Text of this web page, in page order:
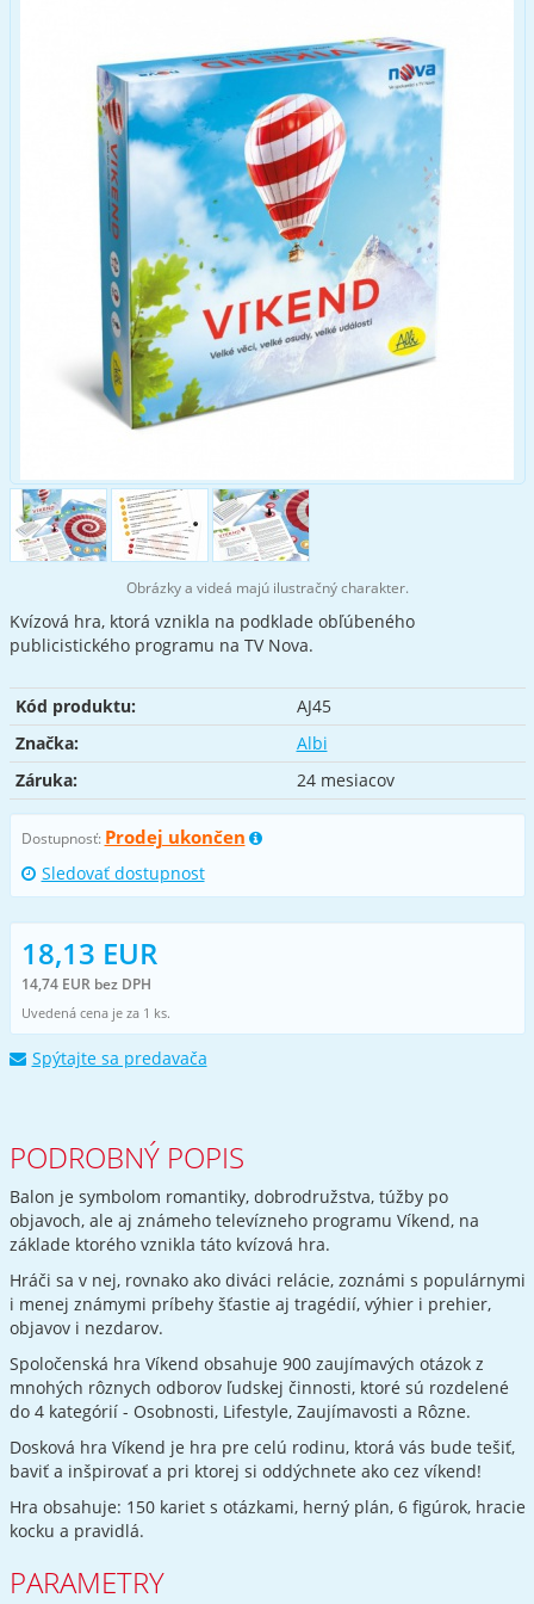
Obrázky a videá majú ilustračný charakter.
Kvízová hra, ktorá vznikla na podklade obľúbeného
publicistického programu na TV Nova.
Kód produktu:
AJ45
Značka:
Albi
Záruka:
24 mesiacov
Dostupnosť: Prodej ukončen
Sledovať dostupnost
18,13 EUR
14,74 EUR bez DPH
Uvedená cena je za 1 ks.
Spýtajte sa predavača
PODROBNÝ POPIS
Balon je symbolom romantiky, dobrodružstva, túžby po
objavoch, ale aj známeho televízneho programu Víkend, na
základe ktorého vznikla táto kvízová hra.
Hráči sa v nej, rovnako ako diváci relácie, zoznámi s populárnymi
i menej známymi príbehy šťastie aj tragédií, výhier i prehier,
objavov i nezdarov.
Spoločenská hra Víkend obsahuje 900 zaujímavých otázok z
mnohých rôznych odborov ľudskej činnosti, ktoré sú rozdelené
do 4 kategórií - Osobnosti, Lifestyle, Zaujímavosti a Rôzne.
Dosková hra Víkend je hra pre celú rodinu, ktorá vás bude tešiť,
baviť a inšpirovať a pri ktorej si oddýchnete ako cez víkend!
Hra obsahuje: 150 kariet s otázkami, herný plán, 6 figúrok, hracie
kocku a pravidlá.
PARAMETRY